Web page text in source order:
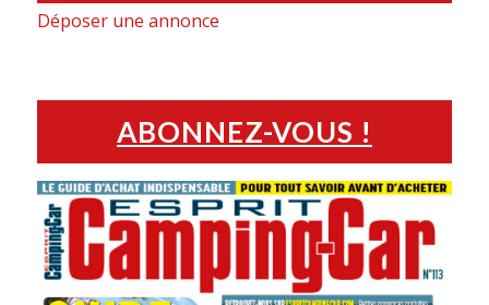
Déposer une annonce
ABONNEZ-VOUS !